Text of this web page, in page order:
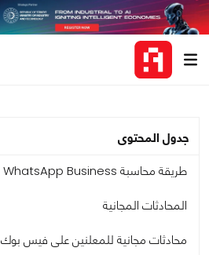
جدول المحتوى
طريقة محاسبة WhatsApp Business
المحادثات المجانية
محادثات مجانية للمعلنين على فيس بوك